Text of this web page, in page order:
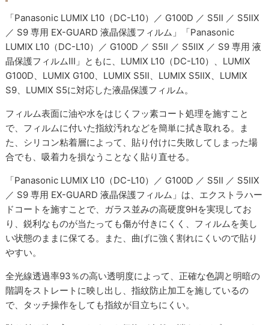
「Panasonic LUMIX L10（DC-L10）／ G100D ／ S5II ／ S5IIX
／ S9 専用 EX-GUARD 液晶保護フィルム」「Panasonic
LUMIX L10（DC-L10）／ G100D ／ S5II ／ S5IIX ／ S9 専用 液
晶保護フィルムIII」ともに、LUMIX L10（DC-L10）、LUMIX
G100D、LUMIX G100、LUMIX S5II、LUMIX S5IIX、LUMIX
S9、LUMIX S5に対応した液晶保護フィルム。
フィルム表面に油や水をはじくフッ素コート処理を施すこと
で、フィルムに付いた指紋汚れなどを簡単に拭き取れる。ま
た、シリコン粘着層によって、貼り付けに失敗してしまった場
合でも、吸着力を損なうことなく貼り直せる。
「Panasonic LUMIX L10（DC-L10）／ G100D ／ S5II ／ S5IIX
／ S9 専用 EX-GUARD 液晶保護フィルム」は、エクストラハー
ドコートを施すことで、ガラス並みの高硬度9Hを実現してお
り、鋭利なものが当たっても傷が付きにくく、フィルムを美し
い状態のままに保てる。また、曲げに強く割れにくいので貼り
やすい。
全光線透過率93％の高い透明度によって、正確な色調と明暗の
階調をストレートに映し出し、指紋防止加工を施しているの
で、タッチ操作をしても指紋が目立ちにくい。